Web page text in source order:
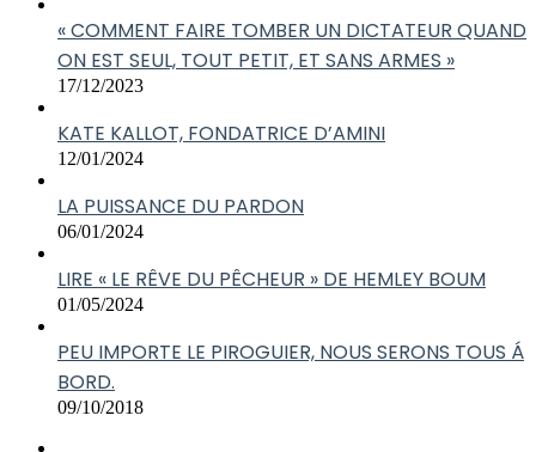
« COMMENT FAIRE TOMBER UN DICTATEUR QUAND
ON EST SEUL, TOUT PETIT, ET SANS ARMES »
17/12/2023
KATE KALLOT, FONDATRICE D’AMINI
12/01/2024
LA PUISSANCE DU PARDON
06/01/2024
LIRE « LE RÊVE DU PÊCHEUR » DE HEMLEY BOUM
01/05/2024
PEU IMPORTE LE PIROGUIER, NOUS SERONS TOUS Á
BORD.
09/10/2018